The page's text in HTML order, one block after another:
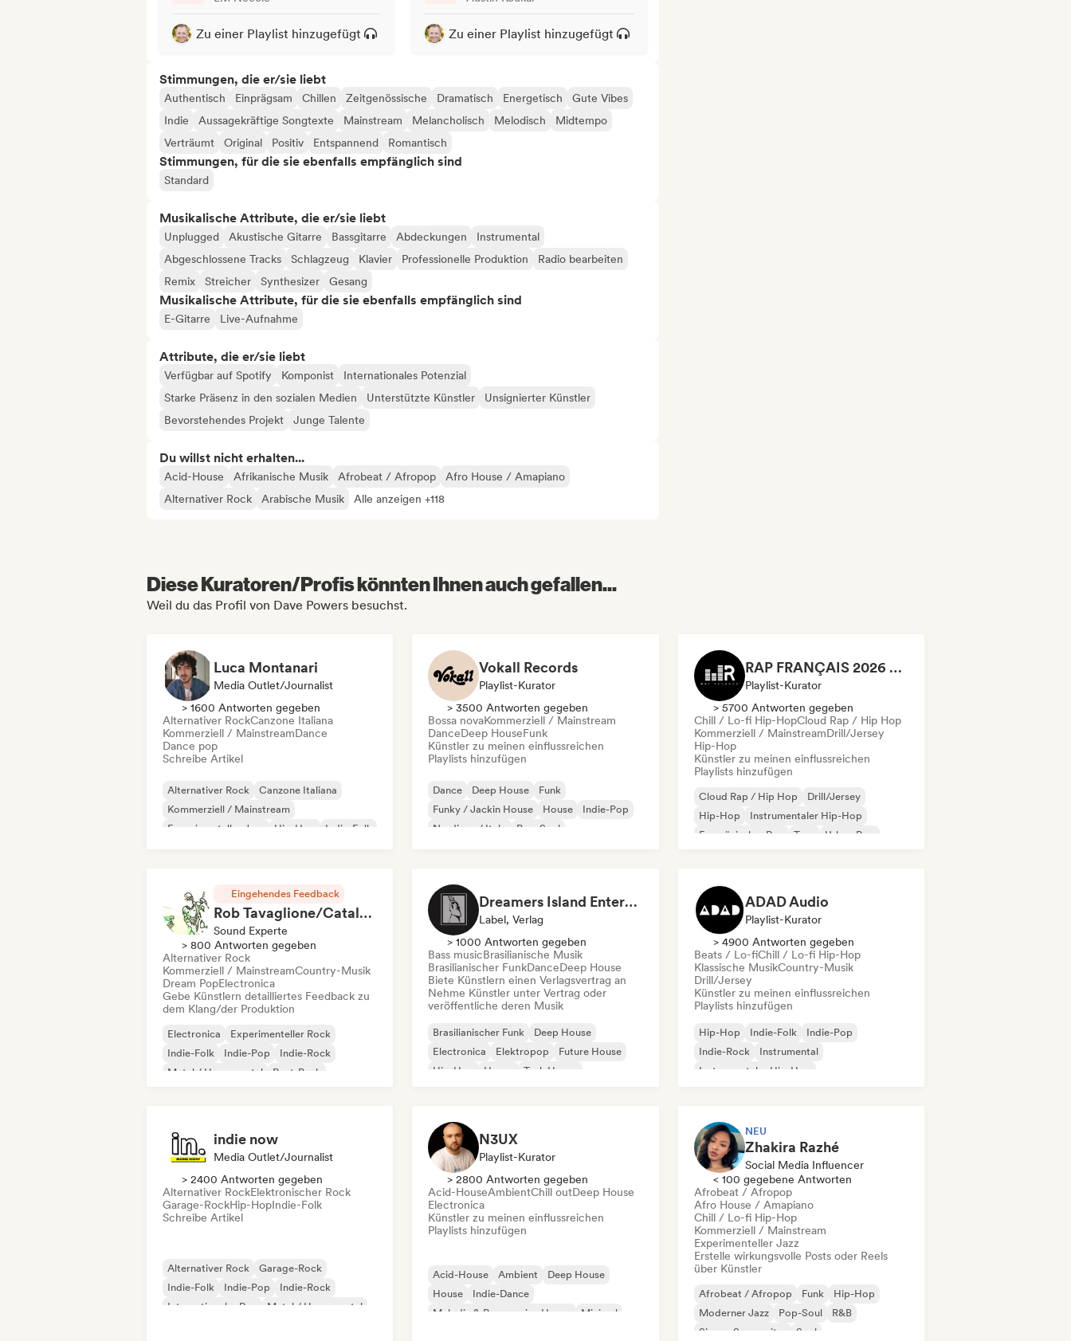
Zu einer Playlist hinzugefügt Zu einer Playlist hinzugefügt
Stimmungen, die er/sie liebt
Authentisch Einprägsam Chillen Zeitgenössische Dramatisch Energetisch
Gute Vibes
Indie
Aussagekräftige Songtexte Mainstream Melancholisch Melodisch
Midtempo
Verträumt
Original Positiv Entspannend Romantisch
Stimmungen, für die sie ebenfalls empfänglich sind
Standard
Musikalische Attribute, die er/sie liebt
Unplugged Akustische Gitarre Bassgitarre Abdeckungen
Instrumental
Abgeschlossene Tracks
Schlagzeug Klavier Professionelle Produktion
Radio bearbeiten
Remix
Streicher Synthesizer Gesang
Musikalische Attribute, für die sie ebenfalls empfänglich sind
E-Gitarre Live-Aufnahme
Attribute, die er/sie liebt
Verfügbar auf Spotify Komponist
Internationales Potenzial
Starke Präsenz in den sozialen Medien
Unterstützte Künstler
Unsignierter Künstler
Bevorstehendes Projekt
Junge Talente
Du willst nicht erhalten...
Acid-House Afrikanische Musik Afrobeat / Afropop
Afro House / Amapiano
Alternativer Rock
Arabische Musik Alle anzeigen +118
Diese Kuratoren/Profis könnten Ihnen auch gefallen...
Weil du das Profil von Dave Powers besuchst.
Luca Montanari
Media Outlet/Journalist
> 1600 Antworten gegeben
Alternativer RockCanzone Italiana
Kommerziell / MainstreamDance
Dance pop
Schreibe Artikel
Alternativer Rock
Canzone Italiana
Kommerziell / Mainstream
Experimenteller Jazz
Hip-Hop
Indie-Folk
Vokall Records
Playlist-Kurator
> 3500 Antworten gegeben
Bossa novaKommerziell / Mainstream
DanceDeep HouseFunk
Künstler zu meinen einflussreichen
Playlists hinzufügen
Dance Deep House
Funk
Funky / Jackin House
House
Indie-Pop
Nu-disco / Italo
Pop-Soul
RAP FRANÇAIS 2026 🔥🇫🇷 (Way Records)
Playlist-Kurator
> 5700 Antworten gegeben
Chill / Lo-fi Hip-HopCloud Rap / Hip Hop
Kommerziell / MainstreamDrill/Jersey
Hip-Hop
Künstler zu meinen einflussreichen
Playlists hinzufügen
Cloud Rap / Hip Hop
Drill/Jersey
Hip-Hop
Instrumentaler Hip-Hop
Französischer Rap
Trap
Urban Pop
Eingehendes Feedback
Rob Tavaglione/Catalyst Recording
Sound Experte
> 800 Antworten gegeben
Alternativer Rock
Kommerziell / MainstreamCountry-Musik
Dream PopElectronica
Gebe Künstlern detailliertes Feedback zu
dem Klang/der Produktion
Electronica
Experimenteller Rock
Indie-Folk
Indie-Pop
Indie-Rock
Metal / Heavy metal
Post-Punk
Dreamers Island Entertainment
Label, Verlag
> 1000 Antworten gegeben
Bass musicBrasilianische Musik
Brasilianischer FunkDanceDeep House
Biete Künstlern einen Verlagsvertrag an
Nehme Künstler unter Vertrag oder
veröffentliche deren Musik
Brasilianischer Funk
Deep House
Electronica
Elektropop
Future House
Hip-Hop
House Tech House
ADAD Audio
Playlist-Kurator
> 4900 Antworten gegeben
Beats / Lo-fiChill / Lo-fi Hip-Hop
Klassische MusikCountry-Musik
Drill/Jersey
Künstler zu meinen einflussreichen
Playlists hinzufügen
Hip-Hop Indie-Folk
Indie-Pop
Indie-Rock
Instrumental
Instrumentaler Hip-Hop
indie now
Media Outlet/Journalist
> 2400 Antworten gegeben
Alternativer RockElektronischer Rock
Garage-RockHip-HopIndie-Folk
Schreibe Artikel
Alternativer Rock
Garage-Rock
Indie-Folk
Indie-Pop
Indie-Rock
Internationaler Rap
Metal / Heavy metal
N3UX
Playlist-Kurator
> 2800 Antworten gegeben
Acid-HouseAmbientChill outDeep House
Electronica
Künstler zu meinen einflussreichen
Playlists hinzufügen
Acid-House Ambient
Deep House
House
Indie-Dance
Melodic & Progressive House
Minimal
NEU
Zhakira Razhé
Social Media Influencer
< 100 gegebene Antworten
Afrobeat / Afropop
Afro House / Amapiano
Chill / Lo-fi Hip-Hop
Kommerziell / Mainstream
Experimenteller Jazz
Erstelle wirkungsvolle Posts oder Reels
über Künstler
Afrobeat / Afropop Funk
Hip-Hop
Moderner Jazz
Pop-Soul
R&B
Singer-Songwriter
Soul